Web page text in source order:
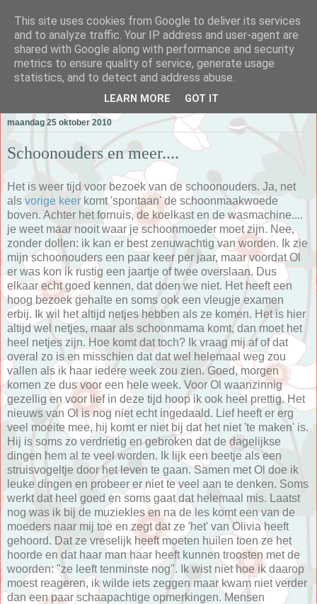
Alle Dagen Mama
maandag 25 oktober 2010
Schoonouders en meer....
Het is weer tijd voor bezoek van de schoonouders. Ja, net
als vorige keer komt 'spontaan' de schoonmaakwoede
boven. Achter het fornuis, de koelkast en de wasmachine....
je weet maar nooit waar je schoonmoeder moet zijn. Nee,
zonder dollen: ik kan er best zenuwachtig van worden. Ik zie
mijn schoonouders een paar keer per jaar, maar voordat Ol
er was kon ik rustig een jaartje of twee overslaan. Dus
elkaar echt goed kennen, dat doen we niet. Het heeft een
hoog bezoek gehalte en soms ook een vleugje examen
erbij. Ik wil het altijd netjes hebben als ze komen. Het is hier
altijd wel netjes, maar als schoonmama komt, dan moet het
heel netjes zijn. Hoe komt dat toch? Ik vraag mij af of dat
overal zo is en misschien dat dat wel helemaal weg zou
vallen als ik haar iedere week zou zien. Goed, morgen
komen ze dus voor een hele week. Voor Ol waanzinnig
gezellig en voor lief in deze tijd hoop ik ook heel prettig. Het
nieuws van Ol is nog niet echt ingedaald. Lief heeft er erg
veel moeite mee, hij komt er niet bij dat het niet 'te maken' is.
Hij is soms zo verdrietig en gebroken dat de dagelijkse
dingen hem al te veel worden. Ik lijk een beetje als een
struisvogeltje door het leven te gaan. Samen met Ol doe ik
leuke dingen en probeer er niet te veel aan te denken. Soms
werkt dat heel goed en soms gaat dat helemaal mis. Laatst
nog was ik bij de muziekles en na de les komt een van de
moeders naar mij toe en zegt dat ze 'het' van Olivia heeft
gehoord. Dat ze vreselijk heeft moeten huilen toen ze het
hoorde en dat haar man haar heeft kunnen troosten met de
woorden: "ze leeft tenminste nog". Ik wist niet hoe ik daarop
moest reageren, ik wilde iets zeggen maar kwam niet verder
dan een paar schaapachtige opmerkingen. Mensen
This site uses cookies from Google to deliver its services
and to analyze traffic. Your IP address and user-agent are
shared with Google along with performance and security
metrics to ensure quality of service, generate usage
statistics, and to detect and address abuse.
LEARN MORE GOT IT